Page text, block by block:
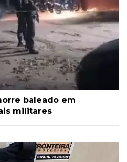
baleado em
militares